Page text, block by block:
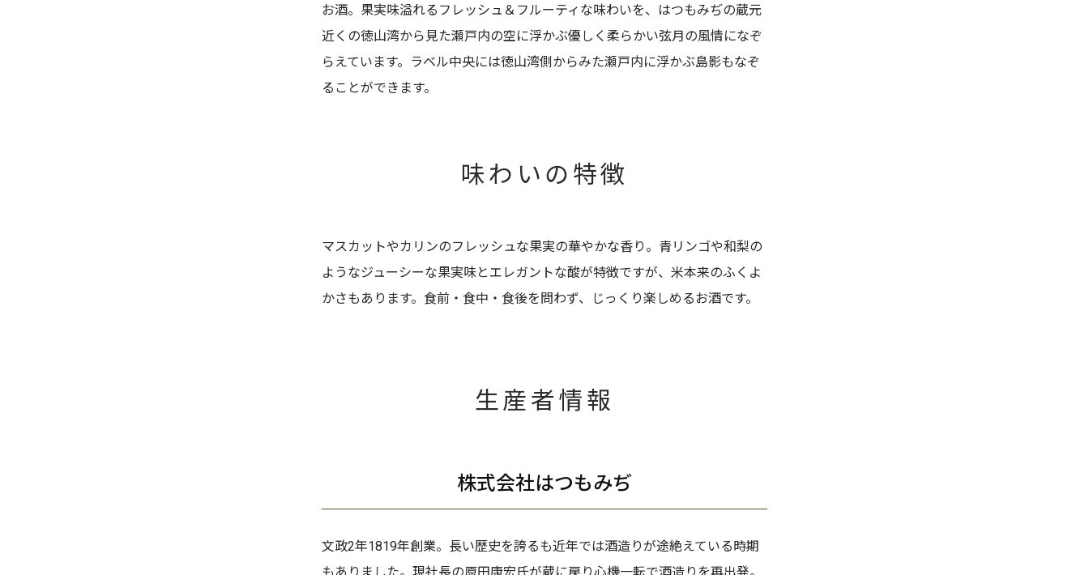
お酒。果実味溢れるフレッシュ＆フルーティな味わいを、はつもみぢの蔵元
近くの徳山湾から見た瀬戸内の空に浮かぶ優しく柔らかい弦月の風情になぞ
らえています。ラベル中央には徳山湾側からみた瀬戸内に浮かぶ島影もなぞ
ることができます。
味わいの特徴
マスカットやカリンのフレッシュな果実の華やかな香り。青リンゴや和梨の
ようなジューシーな果実味とエレガントな酸が特徴ですが、米本来のふくよ
かさもあります。食前・食中・食後を問わず、じっくり楽しめるお酒です。
生産者情報
株式会社はつもみぢ
文政2年1819年創業。長い歴史を誇るも近年では酒造りが途絶えている時期